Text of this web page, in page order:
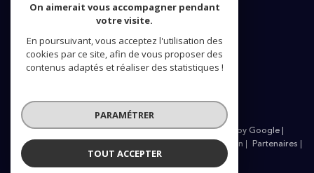
Nous
adhérons
© 2026 | Tous droits réservés | Traduction powered by Google |
Nos honoraires
Plan du site Mentions légales Admin
Partenaires
Politique RGPD
On aimerait vous accompagner pendant
votre visite.
En poursuivant, vous acceptez l'utilisation des
cookies par ce site, afin de vous proposer des
contenus adaptés et réaliser des statistiques !
PARAMÉTRER
TOUT ACCEPTER